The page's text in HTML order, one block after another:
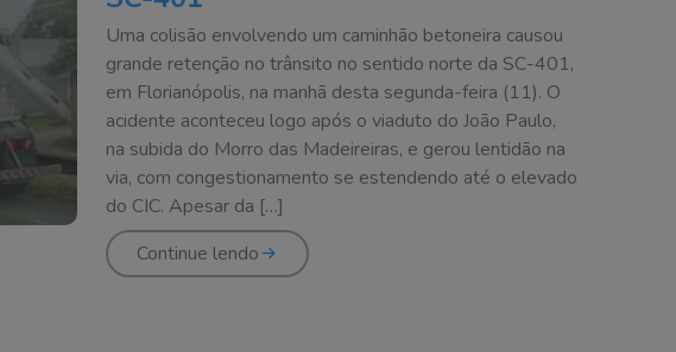
Uma colisão envolvendo um caminhão betoneira causou
grande retenção no trânsito no sentido norte da SC-401,
em Florianópolis, na manhã desta segunda-feira (11). O
acidente aconteceu logo após o viaduto do João Paulo,
na subida do Morro das Madeireiras, e gerou lentidão na
via, com congestionamento se estendendo até o elevado
do CIC. Apesar da […]
Continue lendo